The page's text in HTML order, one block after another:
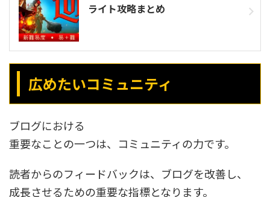
ライト攻略まとめ
広めたいコミュニティ
ブログにおける
重要なことの一つは、コミュニティの力です。
読者からのフィードバックは、ブログを改善し、
成長させるための重要な指標となります。